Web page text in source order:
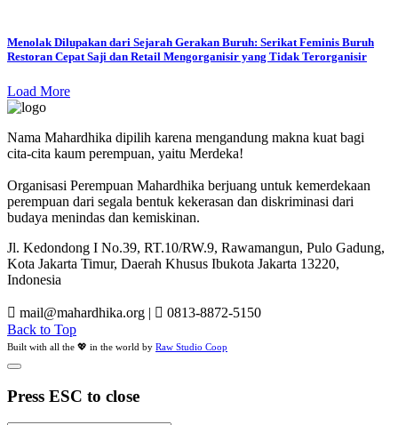
Menolak Dilupakan dari Sejarah Gerakan Buruh: Serikat Feminis Buruh
Restoran Cepat Saji dan Retail Mengorganisir yang Tidak Terorganisir
Load More
Nama Mahardhika dipilih karena mengandung makna kuat bagi
cita-cita kaum perempuan, yaitu Merdeka!
Organisasi Perempuan Mahardhika berjuang untuk kemerdekaan
perempuan dari segala bentuk kekerasan dan diskriminasi dari
budaya menindas dan kemiskinan.
Jl. Kedondong I No.39, RT.10/RW.9, Rawamangun, Pulo Gadung,
Kota Jakarta Timur, Daerah Khusus Ibukota Jakarta 13220,
Indonesia
mail@mahardhika.org |
0813-8872-5150
Back to Top
Built with all the 💖 in the world by Raw Studio Coop
Press ESC to close